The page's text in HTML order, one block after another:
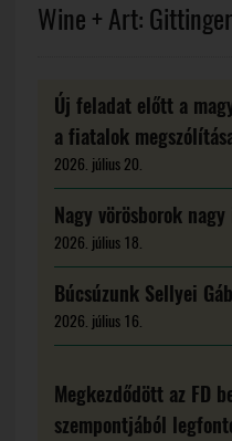
Wine + Art:
Új feladat előtt a
a fiatalok
2026. július 20.
Nagy vörösborok
2026. július 18.
Búcsúzunk Sellyei
2026. július 16.
Megkezdődött az FD
szempontjából